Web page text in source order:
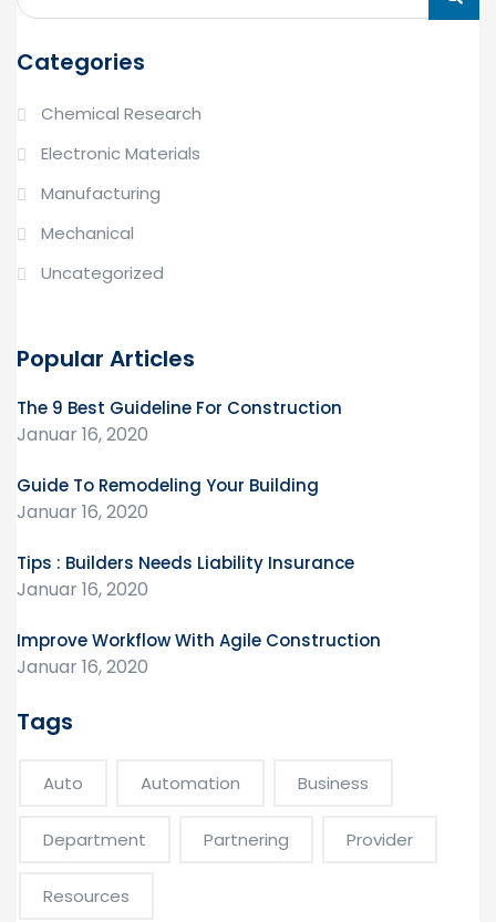
nach:
Categories
Chemical Research
Electronic Materials
Manufacturing
Mechanical
Uncategorized
Popular Articles
The 9 Best Guideline For Construction
Januar 16, 2020
Guide To Remodeling Your Building
Januar 16, 2020
Tips : Builders Needs Liability Insurance
Januar 16, 2020
Improve Workflow With Agile Construction
Januar 16, 2020
Tags
Auto Automation Business
Department Partnering Provider
Resources